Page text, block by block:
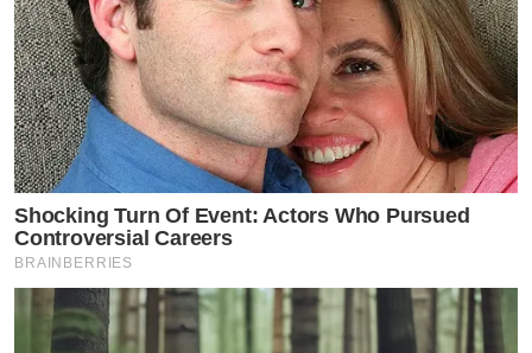
Shocking Turn Of Event: Actors Who Pursued
Controversial Careers
BRAINBERRIES